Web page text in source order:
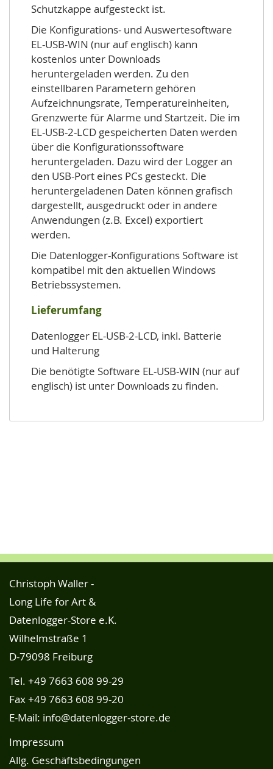
Schutzkappe aufgesteckt ist.
Die Konfigurations- und Auswertesoftware
EL-USB-WIN (nur auf englisch) kann
kostenlos unter Downloads
heruntergeladen werden. Zu den
einstellbaren Parametern gehören
Aufzeichnungsrate, Temperatureinheiten,
Grenzwerte für Alarme und Startzeit. Die im
EL-USB-2-LCD gespeicherten Daten werden
über die Konfigurationssoftware
heruntergeladen. Dazu wird der Logger an
den USB-Port eines PCs gesteckt. Die
heruntergeladenen Daten können grafisch
dargestellt, ausgedruckt oder in andere
Anwendungen (z.B. Excel) exportiert
werden.
Die Datenlogger-Konfigurations Software ist
kompatibel mit den aktuellen Windows
Betriebssystemen.
Lieferumfang
Datenlogger EL-USB-2-LCD, inkl. Batterie
und Halterung
Die benötigte Software EL-USB-WIN (nur auf
englisch) ist unter Downloads zu finden.
Christoph Waller -
Long Life for Art &
Datenlogger-Store e.K.
Wilhelmstraße 1
D-79098 Freiburg
Tel. +49 7663 608 99-29
Fax +49 7663 608 99-20
E-Mail: info@datenlogger-store.de
Impressum
Allg. Geschäftsbedingungen